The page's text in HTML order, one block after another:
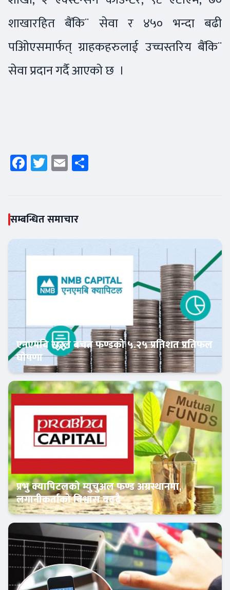
शाखारहित बैंकि¨ सेवा र ४५० भन्दा बढी
पओिएसमार्फत् ग्राहकहरुलाई उच्चस्तरिय बैंकि¨
सेवा प्रदान गर्दै आएको छ ।
Facebook
Twitter
Email
सम्बन्धित समाचार
क्यापिटल मार्केट
एनएमबि सरल बचत फण्डको ५.२५ प्रतिशत प्रतिफल
घोषणा
Banner News
प्रभु क्यापिटलको म्युचुअल फण्ड अग्रस्थानमा,
लगानीकर्ताको विश्वास बढ्दै